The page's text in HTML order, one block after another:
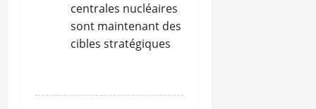
centrales nucléaires
sont maintenant des
cibles stratégiques